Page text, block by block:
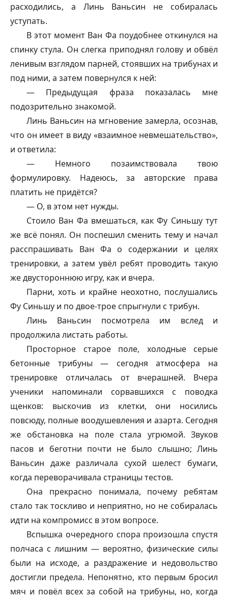
расходились, а Линь Ваньсин не собиралась
уступать.
В этот момент Ван Фа поудобнее откинулся на
спинку стула. Он слегка приподнял голову и обвёл
ленивым взглядом парней, стоявших на трибунах и
под ними, а затем повернулся к ней:
— Предыдущая фраза показалась мне
подозрительно знакомой.
Линь Ваньсин на мгновение замерла, осознав,
что он имеет в виду «взаимное невмешательство»,
и ответила:
— Немного позаимствовала твою
формулировку. Надеюсь, за авторские права
платить не придётся?
— О, в этом нет нужды.
Стоило Ван Фа вмешаться, как Фу Синьшу тут
же всё понял. Он поспешил сменить тему и начал
расспрашивать Ван Фа о содержании и целях
тренировки, а затем увёл ребят проводить такую
же двустороннюю игру, как и вчера.
Парни, хоть и крайне неохотно, послушались
Фу Синьшу и по двое-трое спрыгнули с трибун.
Линь Ваньсин посмотрела им вслед и
продолжила листать работы.
Просторное старое поле, холодные серые
бетонные трибуны — сегодня атмосфера на
тренировке отличалась от вчерашней. Вчера
ученики напоминали сорвавшихся с поводка
щенков: выскочив из клетки, они носились
повсюду, полные воодушевления и азарта. Сегодня
же обстановка на поле стала угрюмой. Звуков
пасов и беготни почти не было слышно; Линь
Ваньсин даже различала сухой шелест бумаги,
когда переворачивала страницы тестов.
Она прекрасно понимала, почему ребятам
стало так тоскливо и неприятно, но не собиралась
идти на компромисс в этом вопросе.
Вспышка очередного спора произошла спустя
полчаса с лишним — вероятно, физические силы
были на исходе, а раздражение и недовольство
достигли предела. Непонятно, кто первым бросил
мяч и повёл всех за собой на трибуны, но, когда